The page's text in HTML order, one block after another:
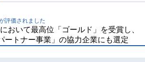
評価されました
おいて最高位「ゴールド」を受賞し、
ートナー事業」の協力企業にも選定